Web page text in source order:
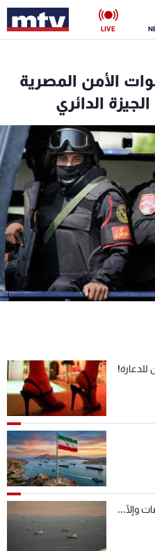
LIVE
الأمن المصرية
الدائري
وإلّا...
ناس
فن
رياضة
الخصوصية